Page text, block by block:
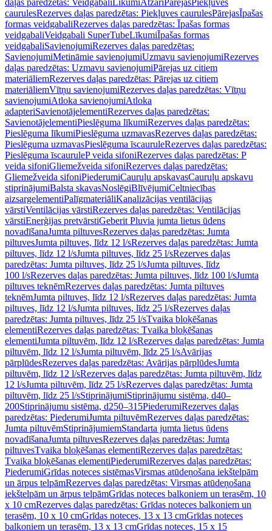
daļas paredzētas: Veidgabali LīkumiAtzari PārejasPiekļuves
caurulesRezerves daļas paredzētas: Piekļuves caurulesPārejasĪpašas
formas veidgabaliRezerves daļas paredzētas: Īpašas formas
veidgabaliVeidgabali SuperTubeLīkumiĪpašas formas
veidgabaliSavienojumiRezerves daļas paredzētas:
SavienojumiMetināmie savienojumiUzmavu savienojumiRezerves
daļas paredzētas: Uzmavu savienojumiPārejas uz citiem
materiāliemRezerves daļas paredzētas: Pārejas uz citiem
materiāliemVītņu savienojumiRezerves daļas paredzētas: Vītņu
savienojumiAtloka savienojumiAtloka
adapteriSavienotājelementiRezerves daļas paredzētas:
SavienotājelementiPieslēguma līkumiRezerves daļas paredzētas:
Pieslēguma līkumiPieslēguma uzmavasRezerves daļas paredzētas:
Pieslēguma uzmavasPieslēguma īscauruleRezerves daļas paredzētas:
Pieslēguma īscauruleP veida sifoniRezerves daļas paredzētas: P
veida sifoniGliemežveida sifoniRezerves daļas paredzētas:
Gliemežveida sifoniPiederumiCauruļu apskavasCauruļu apskavu
stiprinājumiBalsta skavasNoslēgiBlīvējumiCeltniecības
aizsargelementiPalīgmateriāliKanalizācijas ventilācijas
vārstiVentilācijas vārstiRezerves daļas paredzētas: Ventilācijas
vārstiEnerģijas pretvārstiGeberit Pluvia jumta lietus ūdens
novadīšanaJumta piltuvesRezerves daļas paredzētas: Jumta
piltuvesJumta piltuves, līdz 12 l/sRezerves daļas paredzētas: Jumta
piltuves, līdz 12 l/sJumta piltuves, līdz 25 l/sRezerves daļas
paredzētas: Jumta piltuves, līdz 25 l/sJumta piltuves, līdz
100 l/sRezerves daļas paredzētas: Jumta piltuves, līdz 100 l/sJumta
piltuves teknēmRezerves daļas paredzētas: Jumta piltuves
teknēmJumta piltuves, līdz 12 l/sRezerves daļas paredzētas: Jumta
piltuves, līdz 12 l/sJumta piltuves, līdz 25 l/sRezerves daļas
paredzētas: Jumta piltuves, līdz 25 l/sTvaika bloķēšanas
elementiRezerves daļas paredzētas: Tvaika bloķēšanas
elementiJumta piltuvēm, līdz 12 l/sRezerves daļas paredzētas: Jumta
piltuvēm, līdz 12 l/sJumta piltuvēm, līdz 25 l/sAvārijas
pārplūdesRezerves daļas paredzētas: Avārijas pārplūdesJumta
piltuvēm, līdz 12 l/sRezerves daļas paredzētas: Jumta piltuvēm, līdz
12 l/sJumta piltuvēm, līdz 25 l/sRezerves daļas paredzētas: Jumta
piltuvēm, līdz 25 l/sStiprinājumiStiprinājumu sistēma, d40–
200Stiprinājumu sistēma, d250–315PiederumiRezerves daļas
paredzētas: PiederumiJumta piltuvēmRezerves daļas paredzētas:
Jumta piltuvēmStiprinājumiemStandarta jumta lietus ūdens
novadīšanaJumta piltuvesRezerves daļas paredzētas: Jumta
piltuvesTvaika bloķēšanas elementiRezerves daļas paredzētas:
Tvaika bloķēšanas elementiPiederumiRezerves daļas paredzētas:
PiederumiGrīdas noteces sistēmasVirsmas atūdeņošana iekštelpām
un ārpus telpāmRezerves daļas paredzētas: Virsmas atūdeņošana
iekštelpām un ārpus telpāmGrīdas noteces balkoniem un terasēm, 10
x 10 cmRezerves daļas paredzētas: Grīdas noteces balkoniem un
terasēm, 10 x 10 cmGrīdas noteces, 13 x 13 cmGrīdas noteces
balkoniem un terasēm, 13 x 13 cmGrīdas noteces, 15 x 15